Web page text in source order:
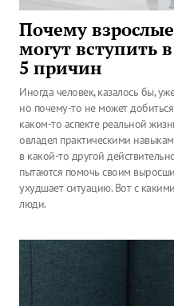
Почему
могут вступить
5 причин
Иногда человек, казалось бы,
но почему-то не может
каком-то аспекте реальной
овладел практическими
в какой-то другой
пытаются помочь своим
ухудшает ситуацию. Вот с
люди.